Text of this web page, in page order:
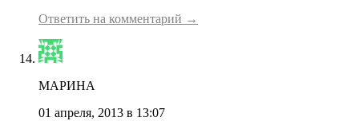
Ответить на комментарий →
МАРИНА
01 апреля, 2013 в 13:07